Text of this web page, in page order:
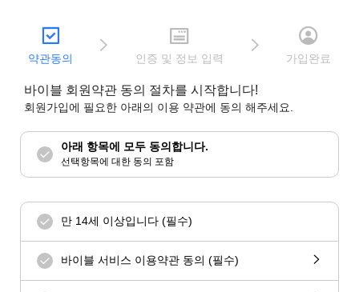
약관동의 인증 및 정보 입력 가입완료
바이블 회원약관 동의 절차를 시작합니다!
회원가입에 필요한 아래의 이용 약관에 동의 해주세요.
아래 항목에 모두 동의합니다.
선택항목에 대한 동의 포함
만 14세 이상입니다 (필수)
바이블 서비스 이용약관 동의 (필수)